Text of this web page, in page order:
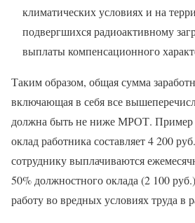
климатических условиях и на
подвергшихся радиоактивному
выплаты компенсационного
Таким образом, общая сумма
включающая в себя все
должна быть не ниже МРОТ. Пример
оклад работника составляет 4 200
сотруднику выплачиваются
50% должностного оклада (2 100
работу во вредных условиях труда в